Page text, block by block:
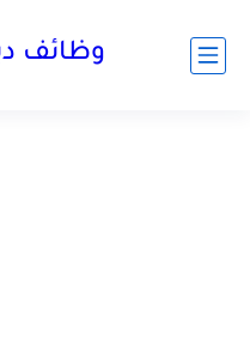
وظائف